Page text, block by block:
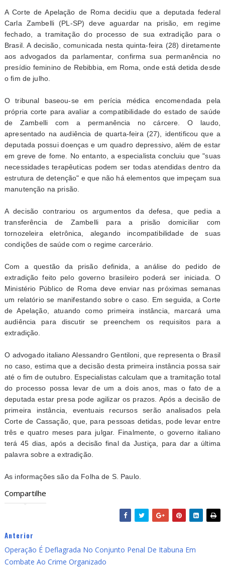
A Corte de Apelação de Roma decidiu que a deputada federal
Carla Zambelli (PL-SP) deve aguardar na prisão, em regime
fechado, a tramitação do processo de sua extradição para o
Brasil. A decisão, comunicada nesta quinta-feira (28) diretamente
aos advogados da parlamentar, confirma sua permanência no
presídio feminino de Rebibbia, em Roma, onde está detida desde
o fim de julho.
O tribunal baseou-se em perícia médica encomendada pela
própria corte para avaliar a compatibilidade do estado de saúde
de Zambelli com a permanência no cárcere. O laudo,
apresentado na audiência de quarta-feira (27), identificou que a
deputada possui doenças e um quadro depressivo, além de estar
em greve de fome. No entanto, a especialista concluiu que "suas
necessidades terapêuticas podem ser todas atendidas dentro da
estrutura de detenção" e que não há elementos que impeçam sua
manutenção na prisão.
A decisão contrariou os argumentos da defesa, que pedia a
transferência de Zambelli para a prisão domiciliar com
tornozeleira eletrônica, alegando incompatibilidade de suas
condições de saúde com o regime carcerário.
Com a questão da prisão definida, a análise do pedido de
extradição feito pelo governo brasileiro poderá ser iniciada. O
Ministério Público de Roma deve enviar nas próximas semanas
um relatório se manifestando sobre o caso. Em seguida, a Corte
de Apelação, atuando como primeira instância, marcará uma
audiência para discutir se preenchem os requisitos para a
extradição.
O advogado italiano Alessandro Gentiloni, que representa o Brasil
no caso, estima que a decisão desta primeira instância possa sair
até o fim de outubro. Especialistas calculam que a tramitação total
do processo possa levar de um a dois anos, mas o fato de a
deputada estar presa pode agilizar os prazos. Após a decisão de
primeira instância, eventuais recursos serão analisados pela
Corte de Cassação, que, para pessoas detidas, pode levar entre
três e quatro meses para julgar. Finalmente, o governo italiano
terá 45 dias, após a decisão final da Justiça, para dar a última
palavra sobre a extradição.
As informações são da Folha de S. Paulo.
Compartilhe
Anterior
Operação É Deflagrada No Conjunto Penal De Itabuna Em
Combate Ao Crime Organizado